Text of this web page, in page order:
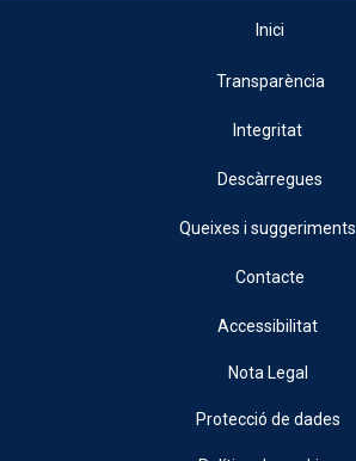
Inici
Transparència
Integritat
Descàrregues
Queixes i suggeriments
Contacte
Accessibilitat
Nota Legal
Protecció de dades